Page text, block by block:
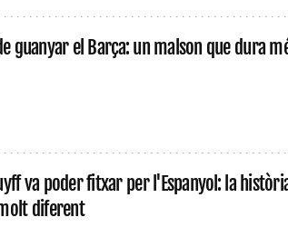
guanyar el Barça: un malson que dura
va poder fitxar per l'Espanyol: la
diferent